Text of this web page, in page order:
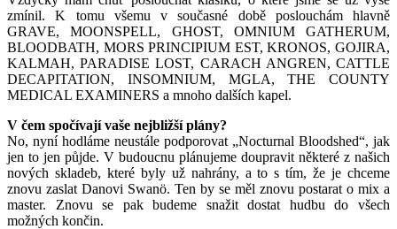
zmínil. K tomu všemu v současné době poslouchám hlavně
GRAVE, MOONSPELL, GHOST, OMNIUM GATHERUM,
BLOODBATH, MORS PRINCIPIUM EST, KRONOS, GOJIRA,
KALMAH, PARADISE LOST, CARACH ANGREN, CATTLE
DECAPITATION, INSOMNIUM, MGLA, THE COUNTY
MEDICAL EXAMINERS a mnoho dalších kapel.
V čem spočívají vaše nejbližší plány?
No, nyní hodláme neustále podporovat „Nocturnal Bloodshed“, jak
jen to jen půjde. V budoucnu plánujeme doupravit některé z našich
nových skladeb, které byly už nahrány, a to s tím, že je chceme
znovu zaslat Danovi Swanö. Ten by se měl znovu postarat o mix a
master. Znovu se pak budeme snažit dostat hudbu do všech
možných končin.